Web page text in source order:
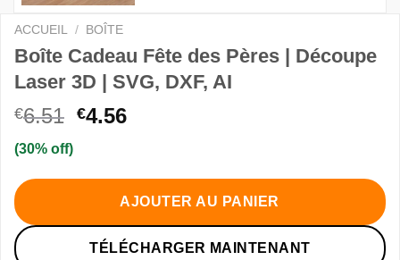
ACCUEIL / BOÎTE
Boîte Cadeau Fête des Pères | Découpe
Laser 3D | SVG, DXF, AI
€6.51 Le
était :
€6.51.
€4.56Le
est :
€4.56.
(30% off)
AJOUTER AU PANIER
TÉLÉCHARGER MAINTENANT